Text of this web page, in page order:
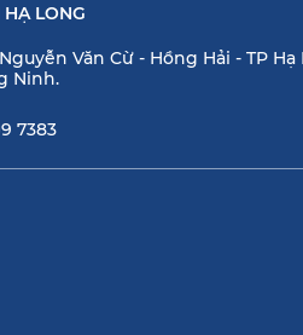
HẠ LONG
Văn Cừ - Hồng Hải - TP Hạ
Ninh.
7383